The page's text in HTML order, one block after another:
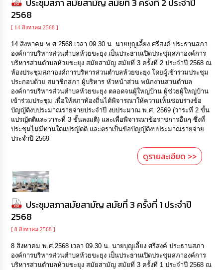
ประชุมสภา สมัยสามัญ สมัยที่ 3 ครั้งที่ 2 ประจำปี
2568
[ 14 สิงหาคม 2568 ]
14 สิงหาคม พ.ศ.2568 เวลา 09.30 น. นายบุญเลี้ยง ศรีสงค์ ประธานสภา
องค์การบริหารส่วนตำบลห้วยขะยุง เป็นประธานเปิดประชุมสภาองค์การ
บริหารส่วนตำบลห้วยขะยุง สมัยสามัญ สมัยที่ 3 ครั้งที่ 2 ประจำปี 2568 ณ
ห้องประชุมสภาองค์การบริหารส่วนตำบลห้วยขะยุง โดยผู้เข้าร่วมประชุม
ประกอบด้วย สมาชิกสภา ผู้บริหาร หัวหน้าส่วน พนักงานส่วนตำบล
องค์การบริหารส่วนตำบลห้วยขะยุง ตลอดจนผู้ใหญ่บ้าน ผู้ช่วยผู้ใหญ่บ้าน
เข้าร่วมประชุม เพื่อให้สภาท้องถิ่นได้พิจารณาให้ความเห็นชอบร่างข้อ
บัญญัติงบประมาณรายจ่ายประจำปี งบประมาณ พ.ศ. 2569 (วาระที่ 2 ขั้น
แปรญัตติและวาระที่ 3 ขั้นลงมติ) และเพื่อพิจารณาข้อราชการอื่นๆ ซึ่งที่
ประชุมไม่มีท่านใดแปรญัตติ และตราเป็นข้อบัญญัติงบประมาณรายจ่าย
ประจำปี 2569
ดูรายละเอียด >>
ประชุมสภาสมัยสามัญ สมัยที่ 3 ครั้งที่ 1 ประจำปี
2568
[ 8 สิงหาคม 2568 ]
8 สิงหาคม พ.ศ.2568 เวลา 09.30 น. นายบุญเลี้ยง ศรีสงค์ ประธานสภา
องค์การบริหารส่วนตำบลห้วยขะยุง เป็นประธานเปิดประชุมสภาองค์การ
บริหารส่วนตำบลห้วยขะยุง สมัยสามัญ สมัยที่ 3 ครั้งที่ 1 ประจำปี 2568 ณ